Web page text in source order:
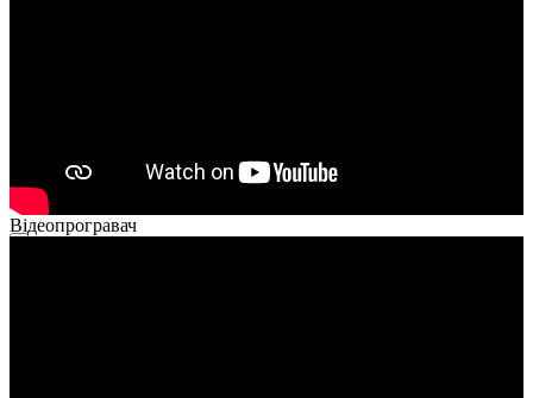
Відеопрогравач